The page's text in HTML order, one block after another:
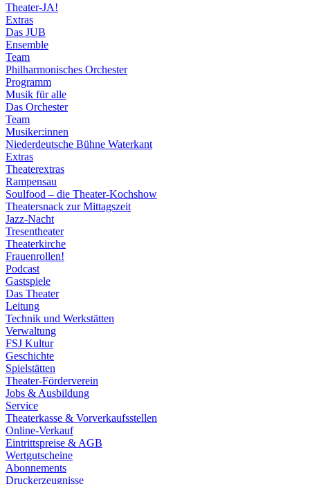
Theater-JA!
Extras
Das JUB
Ensemble
Team
Philharmonisches Orchester
Programm
Musik für alle
Das Orchester
Team
Musiker:innen
Niederdeutsche Bühne Waterkant
Extras
Theaterextras
Rampensau
Soulfood – die Theater-Kochshow
Theatersnack zur Mittagszeit
Jazz-Nacht
Tresentheater
Theaterkirche
Frauenrollen!
Podcast
Gastspiele
Das Theater
Leitung
Technik und Werkstätten
Verwaltung
FSJ Kultur
Geschichte
Spielstätten
Theater-Förderverein
Jobs & Ausbildung
Service
Theaterkasse & Vorverkaufsstellen
Online-Verkauf
Eintrittspreise & AGB
Wertgutscheine
Abonnements
Druckerzeugnisse